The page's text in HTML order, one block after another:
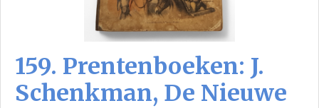
159. Prentenboeken: J.
Schenkman, De Nieuwe